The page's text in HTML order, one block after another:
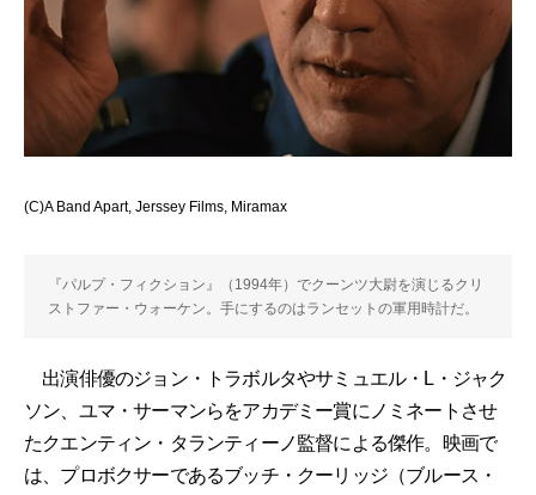
(C)A Band Apart, Jerssey Films, Miramax
『パルプ・フィクション』（1994年）でクーンツ大尉を演じるクリ
ストファー・ウォーケン。手にするのはランセットの軍用時計だ。
出演俳優のジョン・トラボルタやサミュエル・L・ジャク
ソン、ユマ・サーマンらをアカデミー賞にノミネートさせ
たクエンティン・タランティーノ監督による傑作。映画で
は、プロボクサーであるブッチ・クーリッジ（ブルース・